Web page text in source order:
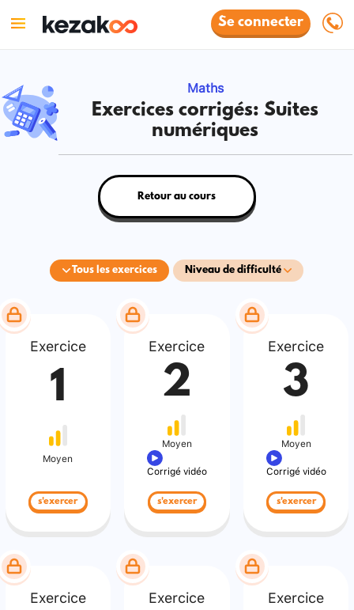
Se connecter
Maths
Exercices corrigés: Suites
numériques
Tous les exercices Niveau de difficulté
Retour au cours
Exercice
1
Moyen
s'exercer
Exercice
2
Moyen
Corrigé vidéo
s'exercer
Exercice
3
Moyen
Corrigé vidéo
s'exercer
Exercice Exercice Exercice